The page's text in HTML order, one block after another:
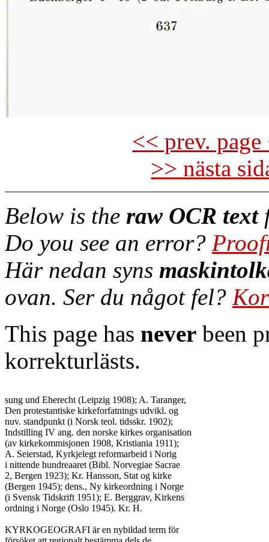
<< prev.
>> nästa
Below is the raw OCR text
Do you see an error?
Här nedan syns
ovan. Ser du något fel?
This page has never been
korrekturlästs.
sung und Eherecht (Leipzig 1908); A. Taranger,
Den protestantiske kirkeforfatnings udvikl. og
nuv. standpunkt (i Norsk teol. tidsskr. 1902);
Indstilling IV ang. den norske kirkes organisation
(av kirkekommisjonen 1908, Kristiania 1911);
A. Seierstad, Kyrkjelegt reformarbeid i Norig
i nittende hundreaaret (Bibl. Norvegiae Sacrae
2, Bergen 1923); Kr. Hansson, Stat og kirke
(Bergen 1945); dens., Ny kirkeordning i Norge
(i Svensk Tidskrift 1951); E. Berggrav, Kirkens
ordning i Norge (Oslo 1945). Kr. H.
KYRKOGEOGRAFI är en nybildad term för